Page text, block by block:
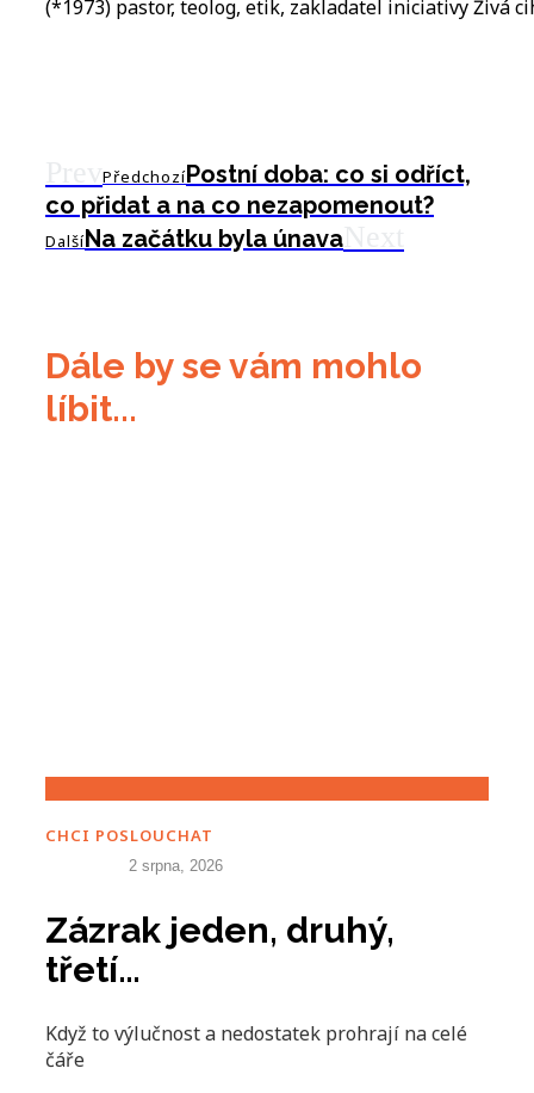
(*1973) pastor, teolog, etik, zakladatel iniciativy Živá
PředchozíPostní doba: co si odříct,
co přidat a na co nezapomenout?
DalšíNa začátku byla únava
Dále by se vám mohlo
líbit...
CHCI POSLOUCHAT
2 srpna, 2026
Zázrak jeden, druhý,
třetí…
Když to výlučnost a nedostatek prohrají na celé
čáře